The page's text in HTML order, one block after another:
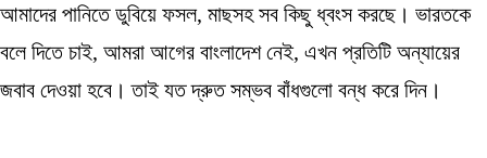
আমাদের পানিতে ডুবিয়ে ফসল, মাছসহ সব কিছু ধ্বংস করছে। ভারতকে
বলে দিতে চাই, আমরা আগের বাংলাদেশ নেই, এখন প্রতিটি অন্যায়ের
জবাব দেওয়া হবে। তাই যত দ্রুত সম্ভব বাঁধগুলো বন্ধ করে দিন।